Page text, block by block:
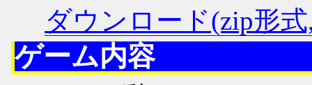
ダウンロード(zip形
ゲーム内容